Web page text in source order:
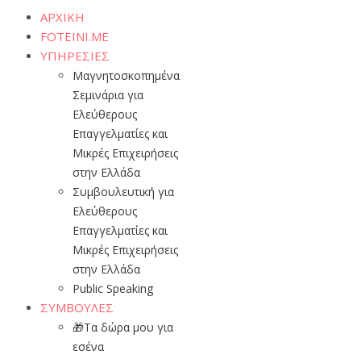
ΑΡΧΙΚΗ
FOTEINI.ME
ΥΠΗΡΕΣΙΕΣ
Μαγνητοσκοπημένα
Σεμινάρια για
Ελεύθερους
Επαγγελματίες και
Μικρές Επιχειρήσεις
στην Ελλάδα
Συμβουλευτική για
Ελεύθερους
Επαγγελματίες και
Μικρές Επιχειρήσεις
στην Ελλάδα
Public Speaking
ΣΥΜΒΟΥΛΕΣ
🎁Τα δώρα μου για
εσένα